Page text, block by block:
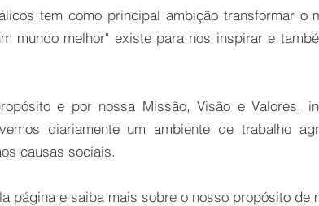
tem como principal ambição transformar
mundo melhor" existe para nos inspirar e
e por nossa Missão, Visão e Valores,
diariamente um ambiente de trabalho
causas sociais.
página e saiba mais sobre o nosso propósito de